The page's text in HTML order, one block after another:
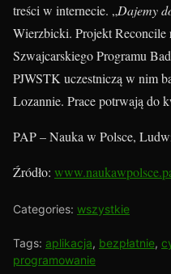
treści w internecie. „Dajemy
Wierzbicki. Projekt Reconcile
Szwajcarskiego Programu
PJWSTK uczestniczą w nim
Lozannie. Prace potrwają do
PAP – Nauka w Polsce,
Źródło:
Categories: wszystkie
Tags: aplikacja, bezpłatnie,
programowanie